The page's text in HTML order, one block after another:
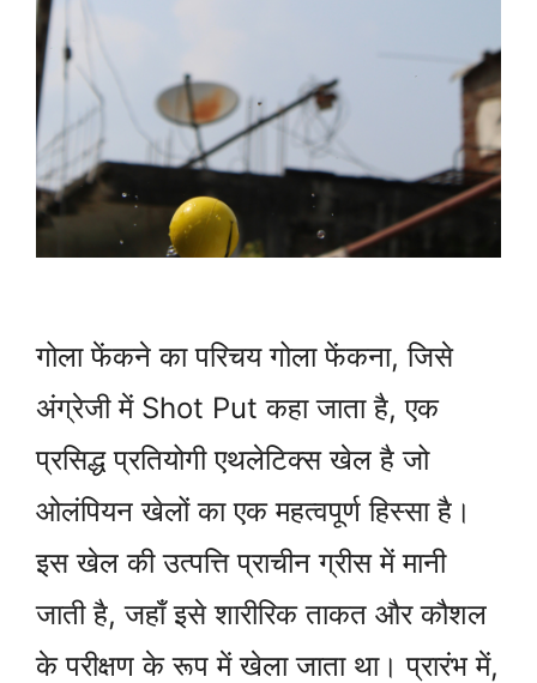
गोला फेंकने का परिचय गोला फेंकना, जिसे
अंग्रेजी में Shot Put कहा जाता है, एक
प्रसिद्ध प्रतियोगी एथलेटिक्स खेल है जो
ओलंपियन खेलों का एक महत्वपूर्ण हिस्सा है।
इस खेल की उत्पत्ति प्राचीन ग्रीस में मानी
जाती है, जहाँ इसे शारीरिक ताकत और कौशल
के परीक्षण के रूप में खेला जाता था। प्रारंभ में,